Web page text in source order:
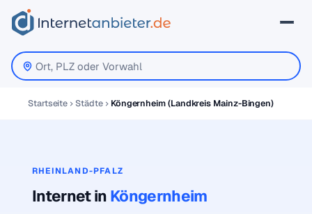
Startseite Städte Köngernheim (Landkreis Mainz-Bingen)
RHEINLAND-PFALZ
Internet in Köngernheim